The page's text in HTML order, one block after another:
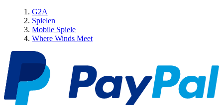
G2A
Spielen
Mobile Spiele
Where Winds Meet